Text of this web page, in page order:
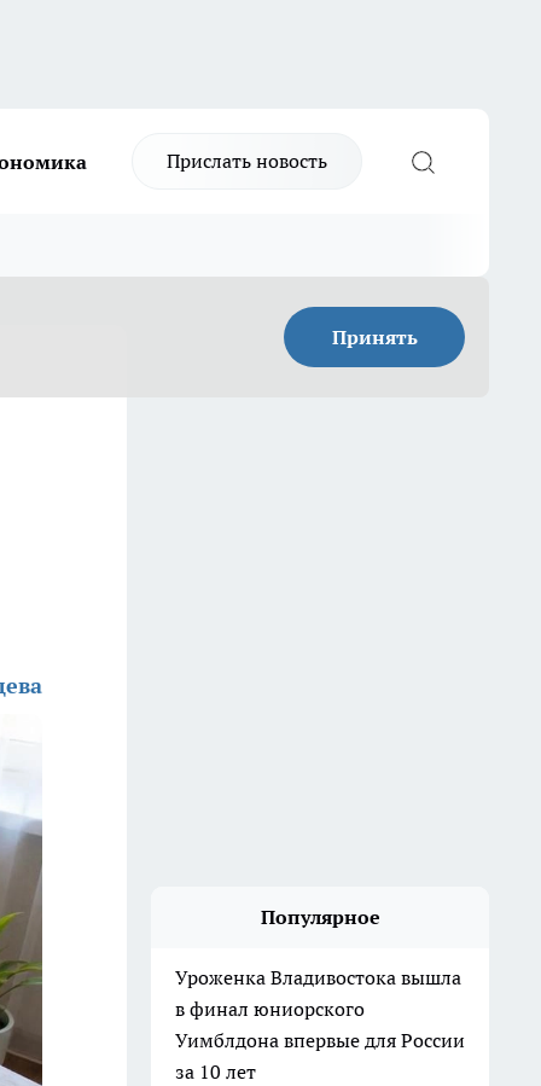
Прислать новость
Принять
Популярное
Уроженка Владивостока вышла
в финал юниорского
Уимблдона впервые для России
за 10 лет